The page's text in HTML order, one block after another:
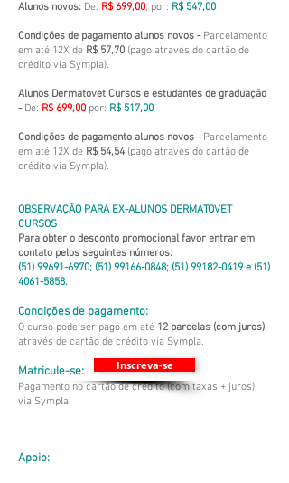
Alunos novos: De: R$ 699,00, por: R$ 547,00
Condições de pagamento alunos novos -Parcelamento
em até 12X de R$ 57,70 (pago através do cartão de
crédito via Sympla).
Alunos Dermatovet Cursos e estudantes de graduação
-De: R$ 699,00 por: R$ 517,00
Condições de pagamento alunos novos -Parcelamento
em até 12X de R$ 54,54(pago através do cartão de
crédito via Sympla).
OBSERVAÇÃO PARA EX-ALUNOS DERMATOVET
CURSOS
Para obter o desconto promocional favor entrar em
contato pelos seguintes números:
(51) 99691-6970; (51) 99166-0848; (51) 99182-0419 e (51)
4061-5858.
Condições de pagamento:
O curso pode ser pago em até 12 parcelas (com juros),
através de cartão de crédito via Sympla.
Matricule-se:
Pagamento no cartão de crédito (com taxas + juros),
via Sympla:
Apoio:
Inscreva-se